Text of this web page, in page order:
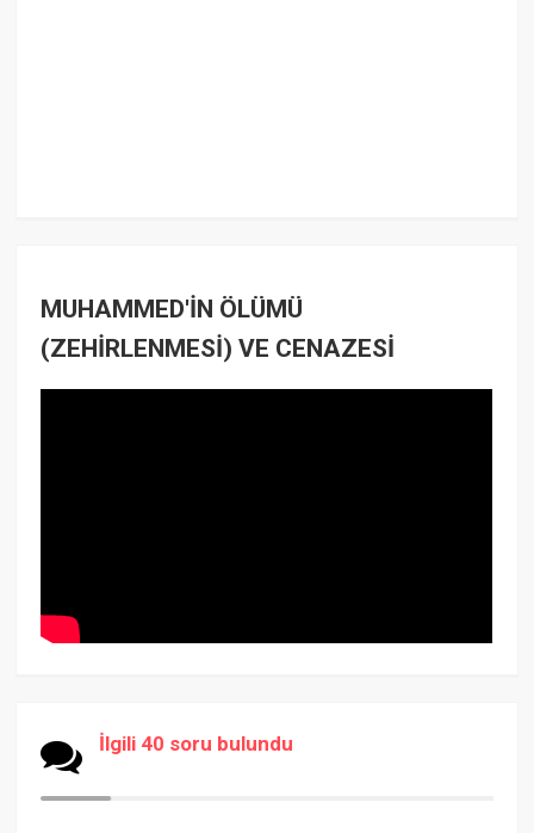
MUHAMMED'İN ÖLÜMÜ
(ZEHİRLENMESİ) VE CENAZESİ
İlgili 40 soru bulundu